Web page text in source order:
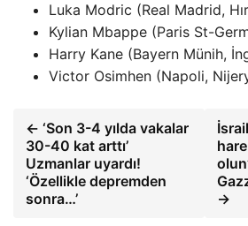
Luka Modric (Real Madrid,
Kylian Mbappe (Paris St-
Harry Kane (Bayern Münih,
Victor Osimhen (Napoli,
← ‘Son 3-4 yılda vakalar
30-40 kat arttı’
Uzmanlar uyardı!
‘Özellikle depremden
sonra…’
→